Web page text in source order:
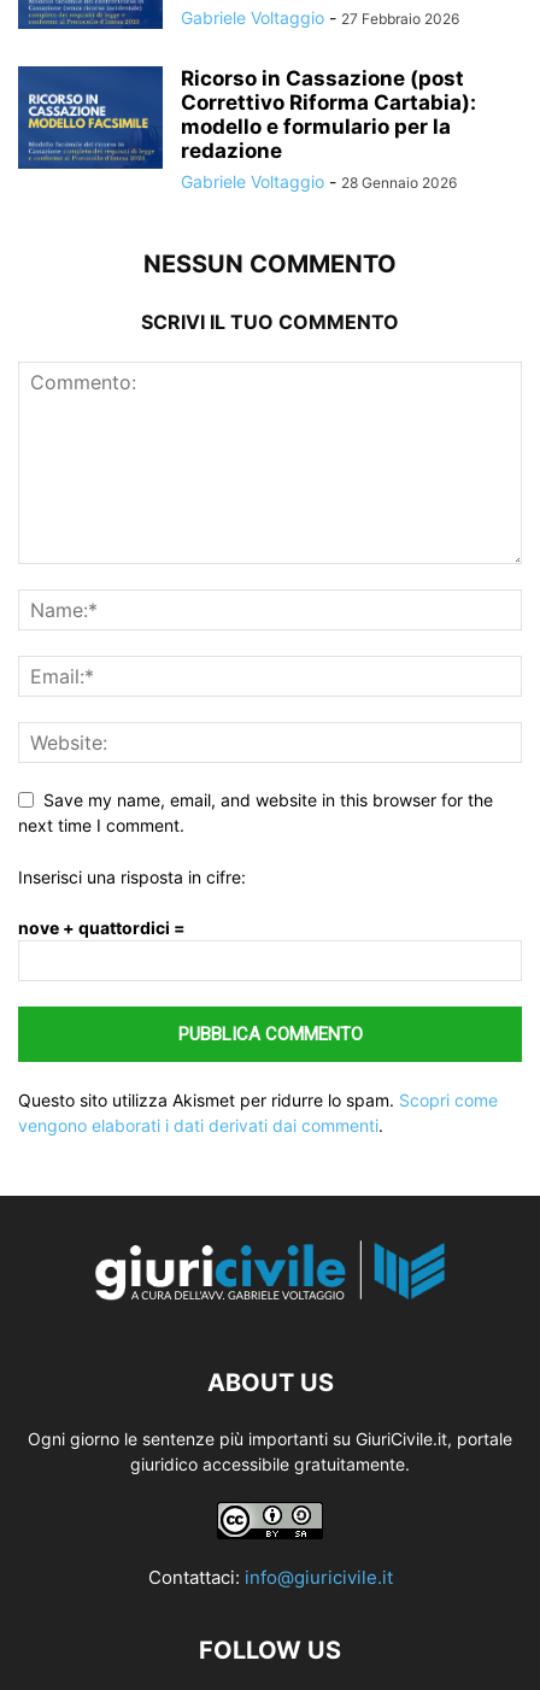
Gabriele Voltaggio - 27 Febbraio 2026
Ricorso in Cassazione (post
Correttivo Riforma Cartabia):
modello e formulario per la
redazione
Gabriele Voltaggio - 28 Gennaio 2026
NESSUN COMMENTO
SCRIVI IL TUO COMMENTO
Save my name, email, and website in this browser for the
next time I comment.
Inserisci una risposta in cifre:
nove + quattordici =
Questo sito utilizza Akismet per ridurre lo spam. Scopri come
vengono elaborati i dati derivati dai commenti.
ABOUT US
Ogni giorno le sentenze più importanti su GiuriCivile.it, portale
giuridico accessibile gratuitamente.
Contattaci: info@giuricivile.it
FOLLOW US